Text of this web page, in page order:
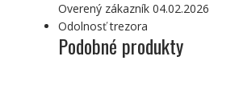
Overený zákazník 04.02.2026
Odolnosť trezora
Podobné produkty